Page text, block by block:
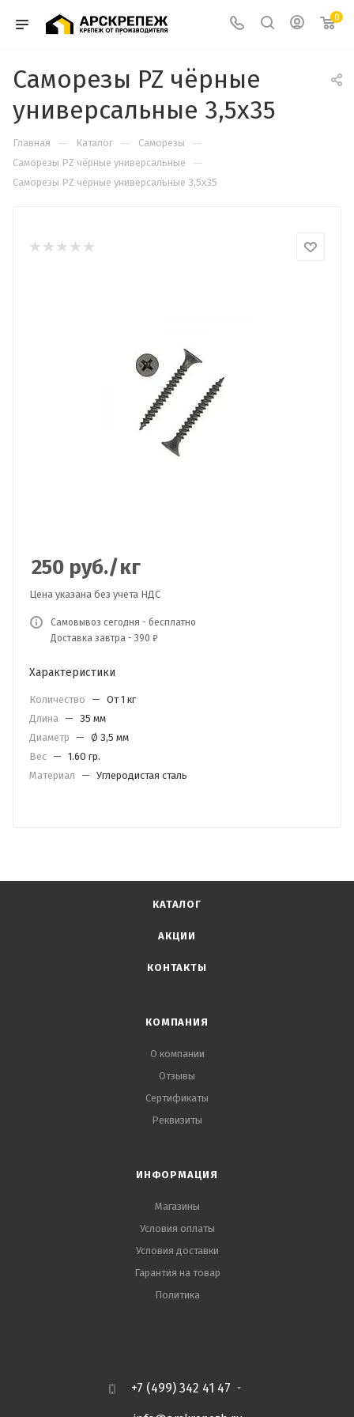
0
Саморезы PZ чёрные
универсальные 3,5х35
Главная — Каталог — Саморезы —
Cаморезы PZ чёрные универсальные —
Саморезы PZ чёрные универсальные 3,5х35
250 руб./кг
Цена указана без учета НДС
Самовывоз сегодня - бесплатно
Доставка завтра - 390 ₽
Характеристики
Количество — От 1 кг
Длина — 35 мм
Диаметр
— Ø 3,5 мм
Вес — 1.60 гр.
Материал
— Углеродистая сталь
КАТАЛОГ
АКЦИИ
КОНТАКТЫ
КОМПАНИЯ
О компании
Отзывы
Сертификаты
Реквизиты
ИНФОРМАЦИЯ
Магазины
Условия оплаты
Условия доставки
Гарантия на товар
Политика
+7 (499) 342 41 47